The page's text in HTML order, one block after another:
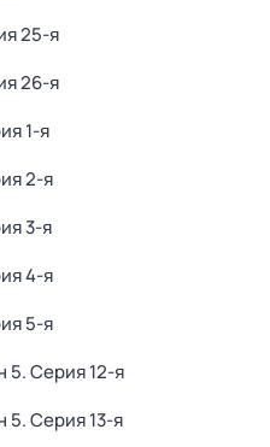
25-я
26-я
1-я
2-я
3-я
4-я
5-я
5. Серия 12-я
5. Серия 13-я